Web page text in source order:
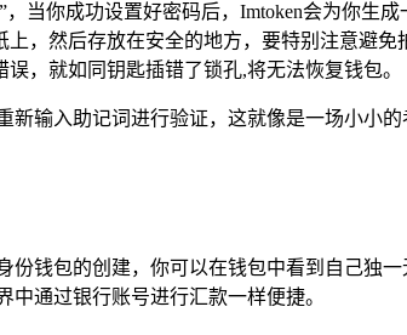
当你成功设置好密码后，Imtoken会为你生
，然后存放在安全的地方，要特别注意避
，就如同钥匙插错了锁孔,将无法恢复钱包。
新输入助记词进行验证，这就像是一场小小
份钱包的创建，你可以在钱包中看到自己独
通过银行账号进行汇款一样便捷。